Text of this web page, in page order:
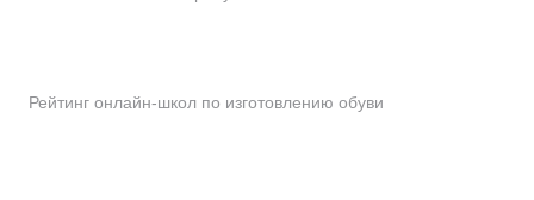
Рейтинг онлайн-школ по изготовлению обуви